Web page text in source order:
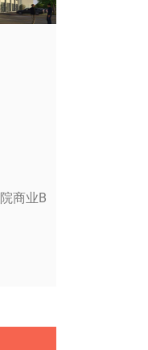
商业B